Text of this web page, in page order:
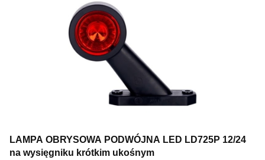
LAMPA OBRYSOWA PODWÓJNA LED LD725P 12/24
na wysięgniku krótkim ukośnym